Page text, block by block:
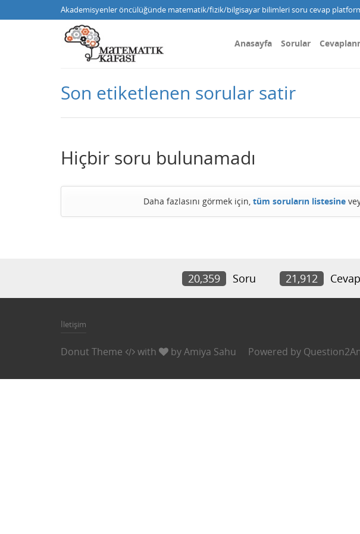
Akademisyenler öncülüğünde matematik/fizik/bilgisayar bilimleri soru cevap
Anasayfa Sorular
Son etiketlenen sorular satir
Hiçbir soru bulunamadı
Daha fazlasını görmek için, tüm soruların listesine
20,359 Soru 21,912 Cevap
İletişim
Donut Theme with byAmiya Sahu Powered by